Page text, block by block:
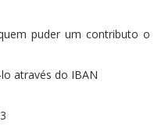
puder um contributo o
através do IBAN